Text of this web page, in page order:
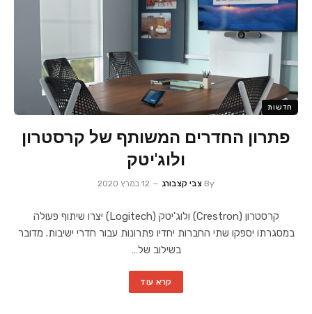
חדשות
פתרון החדרים המשותף של קרסטרון
ולוג'יטק
By צבי קצבורג 12 במרץ 2020
קרסטרון (Crestron) ולוג'יטק (Logitech) יצרו שיתוף פעולה
במסגרתו יספקו שתי החברות יחדיו פתרונות עבור חדרי ישיבות. מדובר
בשילוב של…
קרא עוד